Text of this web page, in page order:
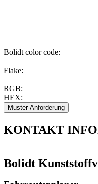
Bolidt color code:
Flake:
RGB:
HEX:
KONTAKT
Bolidt